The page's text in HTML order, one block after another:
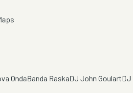
OndaBanda RaskaDJ John GoulartDJ